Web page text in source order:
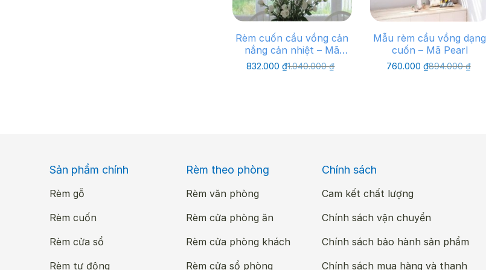
Rèm cuốn cầu vồng cản
nắng cản nhiệt – Mã
Marble
1.040.000₫
Giá
832.000₫ Giá
Mẫu rèm cầu vồng dạng
cuốn – Mã Pearl
894.000₫
Giá
760.000 ₫Giá
Sản phẩm chính
Rèm gỗ
Rèm cuốn
Rèm cửa sổ
Rèm tự động
Rèm theo phòng
Rèm văn phòng
Rèm cửa phòng ăn
Rèm cửa phòng khách
Rèm cửa sổ phòng
Chính sách
Cam kết chất lượng
Chính sách vận chuyển
Chính sách bảo hành sản phẩm
Chính sách mua hàng và thanh